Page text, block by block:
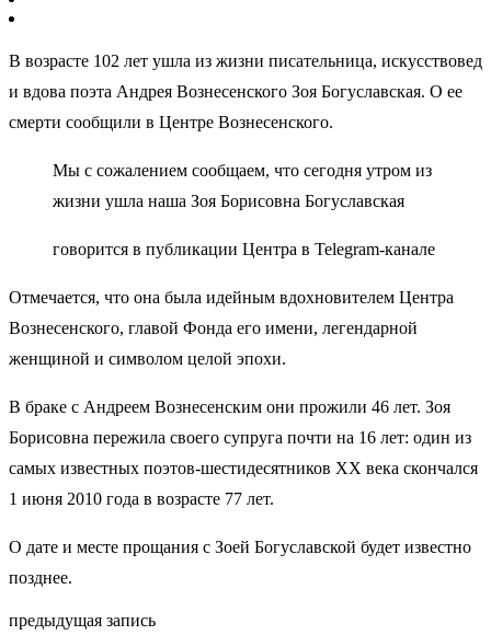
В возрасте 102 лет ушла из жизни писательница, искусствовед
и вдова поэта Андрея Вознесенского Зоя Богуславская. О ее
смерти сообщили в Центре Вознесенского.
Мы с сожалением сообщаем, что сегодня утром из
жизни ушла наша Зоя Борисовна Богуславская
говорится в публикации Центра в Telegram-канале
Отмечается, что она была идейным вдохновителем Центра
Вознесенского, главой Фонда его имени, легендарной
женщиной и символом целой эпохи.
В браке с Андреем Вознесенским они прожили 46 лет. Зоя
Борисовна пережила своего супруга почти на 16 лет: один из
самых известных поэтов-шестидесятников XX века скончался
1 июня 2010 года в возрасте 77 лет.
О дате и месте прощания с Зоей Богуславской будет известно
позднее.
предыдущая запись